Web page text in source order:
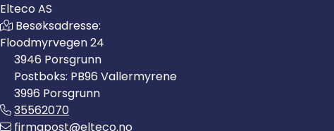
Elteco AS
Besøksadresse:
Floodmyrvegen 24
3946 Porsgrunn
Postboks: PB96 Vallermyrene
3996 Porsgrunn
35562070
firmapost@elteco.no